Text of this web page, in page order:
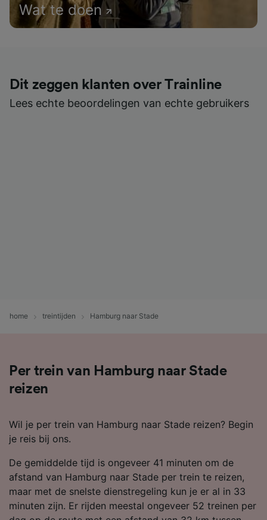
Wat te doen
Dit zeggen klanten over Trainline
Lees echte beoordelingen van echte gebruikers
home treintijden Hamburg naar Stade
Per trein van Hamburg naar Stade
reizen
Wil je per trein van Hamburg naar Stade reizen? Begin
je reis bij ons.
De gemiddelde tijd is ongeveer 41 minuten om de
afstand van Hamburg naar Stade per trein te reizen,
maar met de snelste dienstregeling kun je er al in 33
minuten zijn. Er rijden meestal ongeveer 52 treinen per